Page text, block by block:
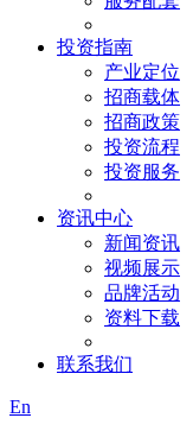
投资指南
产业定位
招商载体
招商政策
投资流程
投资服务
资讯中心
新闻资讯
视频展示
品牌活动
资料下载
联系我们
En